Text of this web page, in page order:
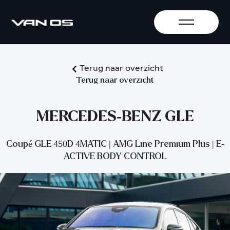
Terug naar overzicht
Terug naar overzicht
MERCEDES-BENZ GLE
Coupé GLE 450D 4MATIC | AMG Line Premium Plus | E-
ACTIVE BODY CONTROL